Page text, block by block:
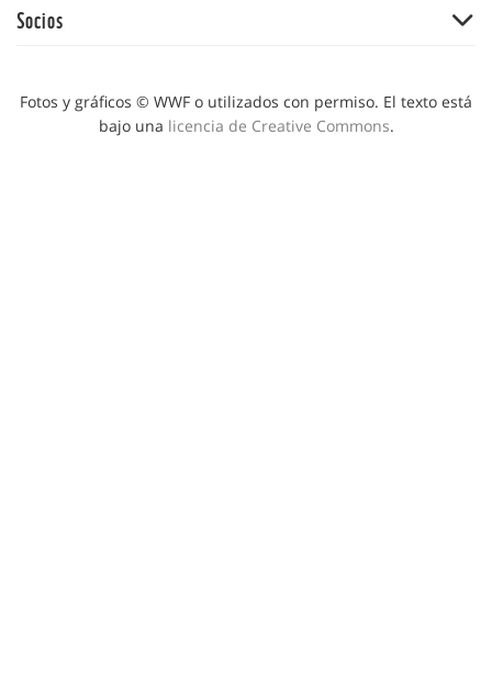
Mercados y empresas comunitarias
Vida silvestre
Educación y comunicación
Blog del panda
Bolsa de trabajo
Convocatorias
Socios
Alianza WWF-Fundación Telmex-Telcel
Alianza WWF-Fundación Carlos Slim
Fotos y gráficos © WWF o utilizados con permiso. El texto está
bajo una licencia de Creative Commons.